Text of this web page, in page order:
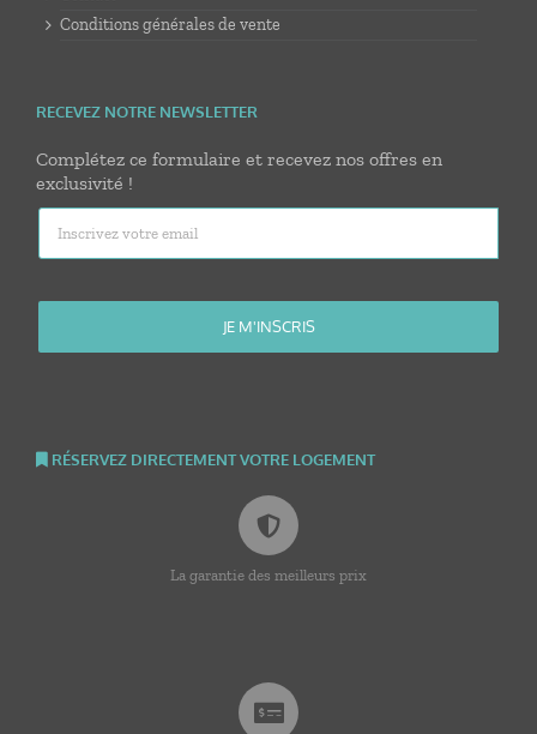
Conditions générales de vente
RECEVEZ NOTRE NEWSLETTER
Complétez ce formulaire et recevez nos offres en
exclusivité !
RÉSERVEZ DIRECTEMENT VOTRE LOGEMENT
La garantie des meilleurs prix